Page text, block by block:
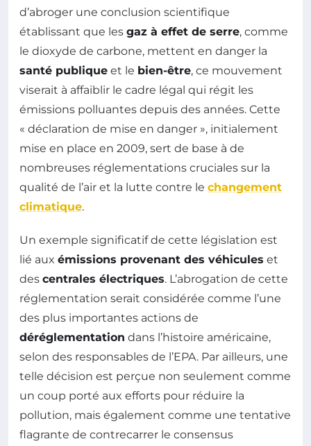
d’abroger une conclusion scientifique
établissant que les gaz à effet de serre, comme
le dioxyde de carbone, mettent en danger la
santé publique et le bien-être, ce mouvement
viserait à affaiblir le cadre légal qui régit les
émissions polluantes depuis des années. Cette
« déclaration de mise en danger », initialement
mise en place en 2009, sert de base à de
nombreuses réglementations cruciales sur la
qualité de l’air et la lutte contre le changement
climatique.
Un exemple significatif de cette législation est
lié aux émissions provenant des véhicules et
des centrales électriques. L’abrogation de cette
réglementation serait considérée comme l’une
des plus importantes actions de
déréglementation dans l’histoire américaine,
selon des responsables de l’EPA. Par ailleurs, une
telle décision est perçue non seulement comme
un coup porté aux efforts pour réduire la
pollution, mais également comme une tentative
flagrante de contrecarrer le consensus